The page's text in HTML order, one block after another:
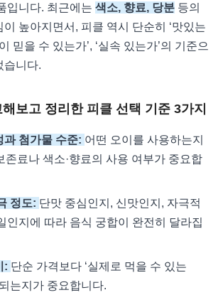
입니다. 최근에는 색소, 향료, 당분 등의
높아지면서, 피클 역시 단순히 ‘맛있는
믿을 수 있는가’, ‘실속 있는가’의 기준으
습니다.
보고 정리한 피클 선택 기준 3가지
과 첨가물 수준: 어떤 오이를 사용하는지
존료나 색소·향료의 사용 여부가 중요합
정도: 단맛 중심인지, 신맛인지, 자극적
인지에 따라 음식 궁합이 완전히 달라집
: 단순 가격보다 ‘실제로 먹을 수 있는
는지가 중요합니다.